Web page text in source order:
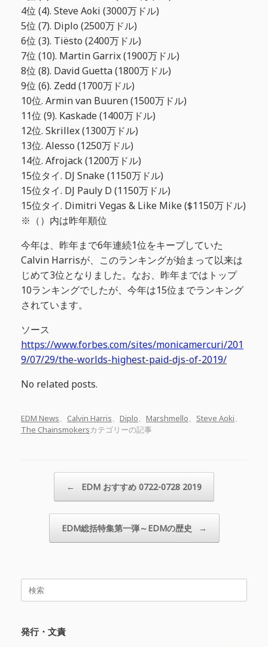
4位 (4). Steve Aoki (3000万ドル)
5位 (7). Diplo (2500万ドル)
6位 (3). Tiësto (2400万ドル)
7位 (10). Martin Garrix (1900万ドル)
8位 (8). David Guetta (1800万ドル)
9位 (6). Zedd (1700万ドル)
10位. Armin van Buuren (1500万ドル)
11位 (9). Kaskade (1400万ドル)
12位. Skrillex (1300万ドル)
13位. Alesso (1250万ドル)
14位. Afrojack (1200万ドル)
15位タイ. DJ Snake (1150万ドル)
15位タイ. DJ Pauly D (1150万ドル)
15位タイ. Dimitri Vegas & Like Mike ($1150万ドル)
※（）内は昨年順位
今年は、昨年まで6年連続1位をキープしていた
Calvin Harrisが、このランキングが始まって以来は
じめて3位となりました。なお、昨年まではトップ
10ランキングでしたが、今年は15位までランキング
されています。
ソース
https://www.forbes.com/sites/monicamercuri/201
9/07/29/the-worlds-highest-paid-djs-of-2019/
No related posts.
EDM News、 Calvin Harris、 Diplo、 Marshmello、 Steve Aoki、
The Chainsmokersカテゴリーの記事
← EDM おすすめ 0722-0728 2019
EDM総括特集第一弾～EDMの歴史 →
検
発行・文責